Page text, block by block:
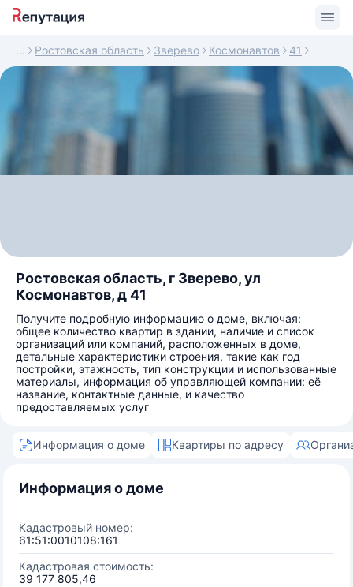
Ростовская область Зверево Космонавтов 41
Ростовская область, г Зверево, ул
Космонавтов, д 41
Получите подробную информацию о доме, включая:
общее количество квартир в здании, наличие и список
организаций или компаний, расположенных в доме,
детальные характеристики строения, такие как год
постройки, этажность, тип конструкции и использованные
материалы, информация об управляющей компании: её
название, контактные данные, и качество
предоставляемых услуг
Информация о доме Квартиры по адресу
Информация о доме
Кадастровый номер:
61:51:0010108:161
Кадастровая стоимость:
39 177 805,46